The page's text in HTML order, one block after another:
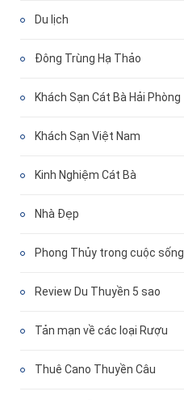
Du lịch
Đông Trùng Hạ Thảo
Khách Sạn Cát Bà Hải Phòng
Khách Sạn Việt Nam
Kinh Nghiệm Cát Bà
Nhà Đẹp
Phong Thủy trong cuộc sống
Review Du Thuyền 5 sao
Tản mạn về các loại Rượu
Thuê Cano Thuyền Câu